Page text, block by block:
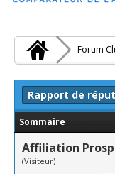
Forum
Rapport de
Sommaire
Affiliation
(Visiteur)